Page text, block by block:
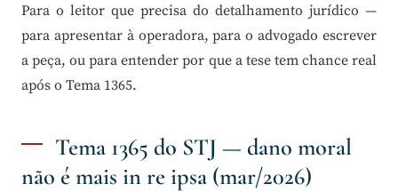
Para o leitor que precisa do detalhamento jurídico —
para apresentar à operadora, para o advogado escrever
a peça, ou para entender por que a tese tem chance real
após o Tema 1365.
Tema 1365 do STJ — dano moral
não é mais in re ipsa (mar/2026)